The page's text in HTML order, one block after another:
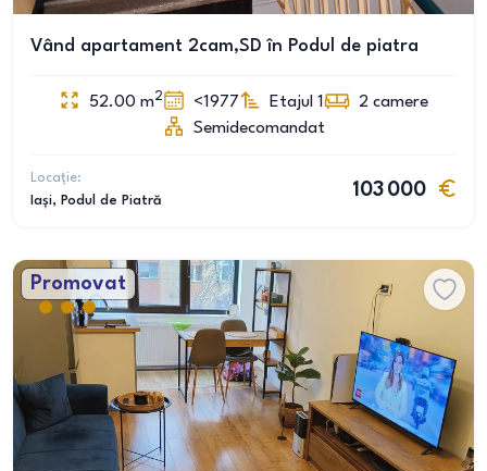
Vând apartament 2cam,SD în Podul de piatra
52.00 m2 <1977 Etajul 1 2 camere
Semidecomandat
Locație:
Iași, Podul de Piatră
103 000
Promovat